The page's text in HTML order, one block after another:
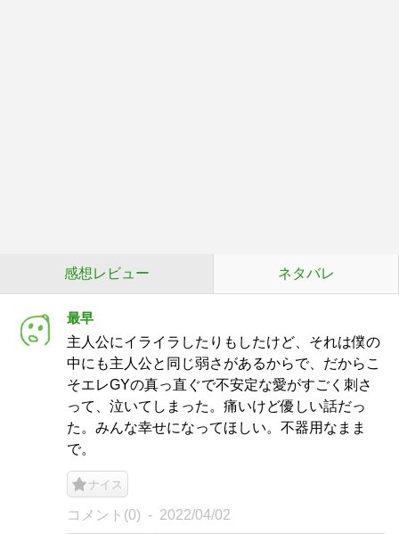
感想レビュー ネタバレ
最早
主人公にイライラしたりもしたけど、それは僕の
中にも主人公と同じ弱さがあるからで、だからこ
そエレGYの真っ直ぐで不安定な愛がすごく刺さ
って、泣いてしまった。痛いけど優しい話だっ
た。みんな幸せになってほしい。不器用なまま
で。
ナイス
コメント(0) 2022/04/02